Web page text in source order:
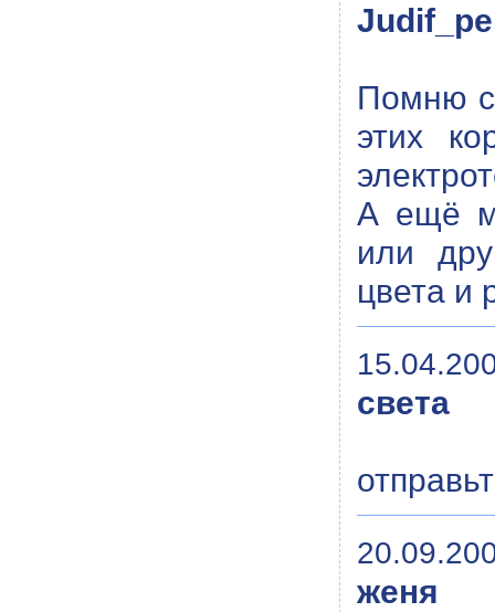
Помню с
этих
А ещё
или
цвета и
света
женя